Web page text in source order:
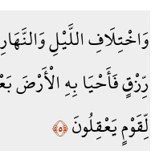
وَاخْتِلَافِ اللَّيْلِ
رِّزْقٍ فَأَحْيَا بِهِ الْأَرْضَ
لِّقَوْمٍ يَعْقِلُونَ﴿٥﴾